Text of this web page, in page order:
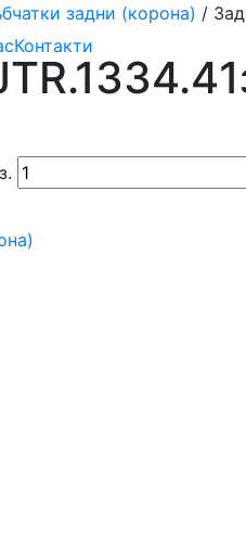
Контакти
задни (корона) /